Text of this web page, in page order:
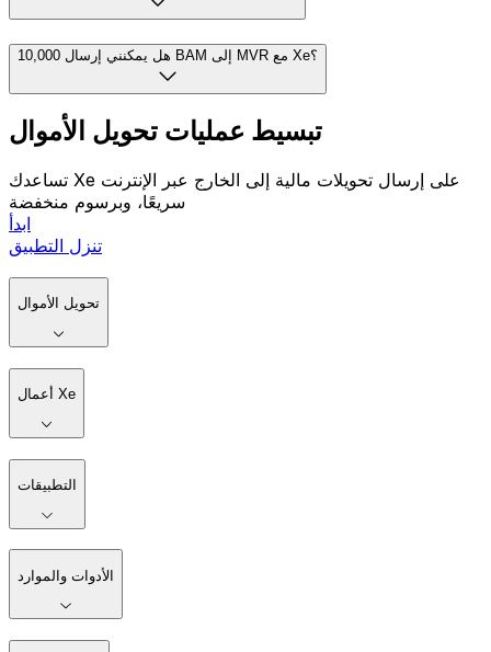
هل يمكنني إرسال 10,000 BAM إلى MVR مع Xe؟
تبسيط عمليات تحويل الأموال
تساعدك Xe على إرسال تحويلات مالية إلى الخارج عبر الإنترنت
سريعًا، وبرسوم منخفضة
ابدأ
تنزل التطبيق
تحويل الأموال
أعمال Xe
التطبيقات
الأدوات والموارد